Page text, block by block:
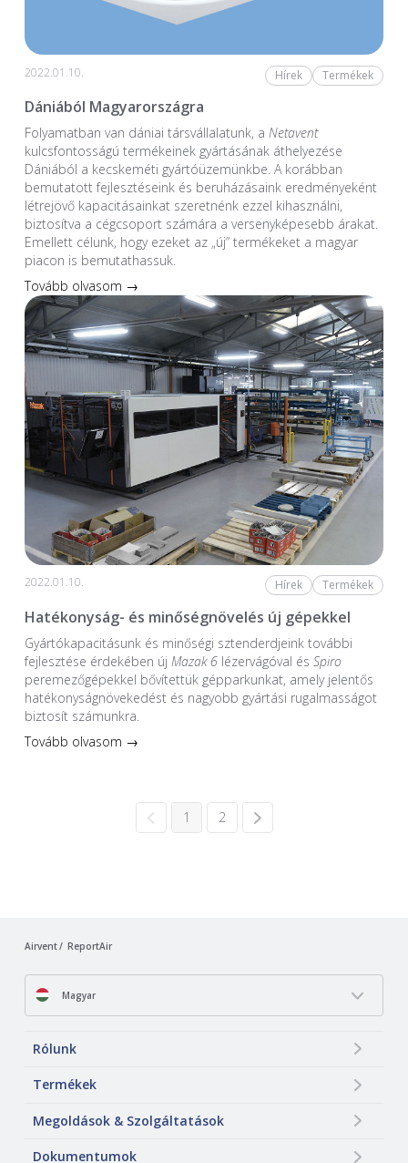
2022.01.10. Hírek Termékek
Dániából Magyarországra
Folyamatban van dániai társvállalatunk, a Netavent
kulcsfontosságú termékeinek gyártásának áthelyezése
Dániából a kecskeméti gyártóüzemünkbe. A korábban
bemutatott fejlesztéseink és beruházásaink eredményeként
létrejövő kapacitásainkat szeretnénk ezzel kihasználni,
biztosítva a cégcsoport számára a versenyképesebb árakat.
Emellett célunk, hogy ezeket az „új” termékeket a magyar
piacon is bemutathassuk.
Tovább olvasom →
2022.01.10. Hírek Termékek
Hatékonyság- és minőségnövelés új gépekkel
Gyártókapacitásunk és minőségi sztenderdjeink további
fejlesztése érdekében új Mazak 6lézervágóval és Spiro
peremezőgépekkel bővítettük gépparkunkat, amely jelentős
hatékonyságnövekedést és nagyobb gyártási rugalmasságot
biztosít számunkra.
Tovább olvasom →
1 2
Airvent ReportAir
Magyar
Rólunk
Termékek
Megoldások & Szolgáltatások
Dokumentumok